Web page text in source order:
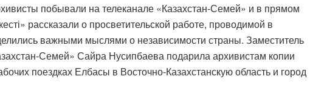
побывали на телеканале «Казахстан-Семей» и в прямом
рассказали о просветительской работе, проводимой в
важными мыслями о независимости страны. Заместитель
Семей» Сайра Нусипбаева подарила архивистам копии
поездках Елбасы в Восточно-Казахстанскую область и город